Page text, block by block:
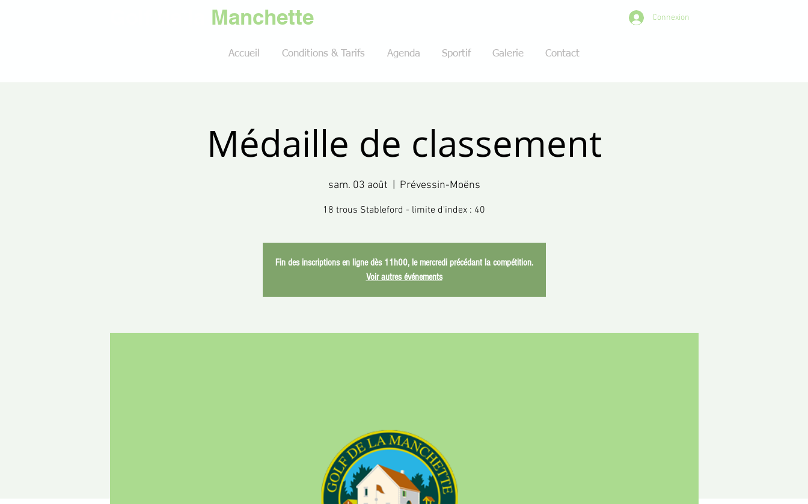
Manchette Connexion
Accueil Conditions & Tarifs Agenda Sportif Galerie Contact
Médaille de classement
sam. 03 août Prévessin-Moëns
18 trous Stableford - limite d'index : 40
Fin des inscriptions en ligne dès 11h00, le mercredi précédant la compétition.
Voir autres événements